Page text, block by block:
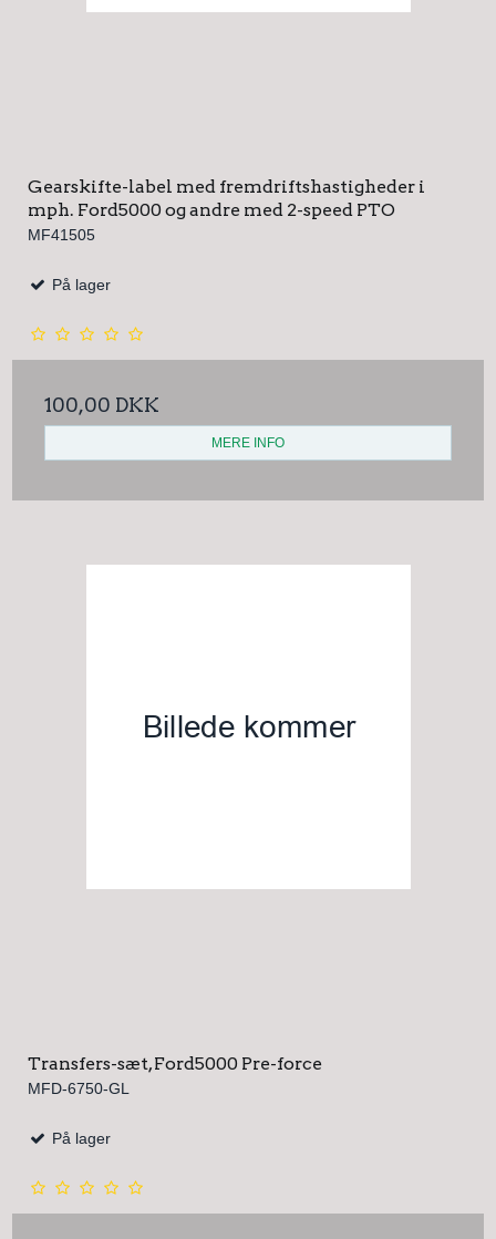
Gearskifte-label med fremdriftshastigheder i
mph. Ford5000 og andre med 2-speed PTO
MF41505
På lager
100,00 DKK
MERE INFO
Transfers-sæt, Ford5000 Pre-force
MFD-6750-GL
På lager